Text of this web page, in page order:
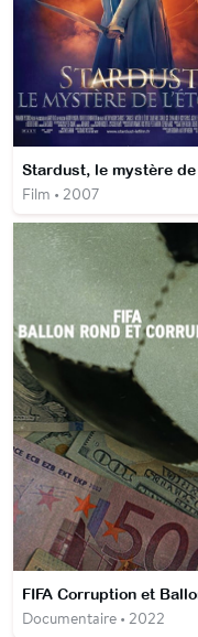
Film • 2007
Documentaire • 2022